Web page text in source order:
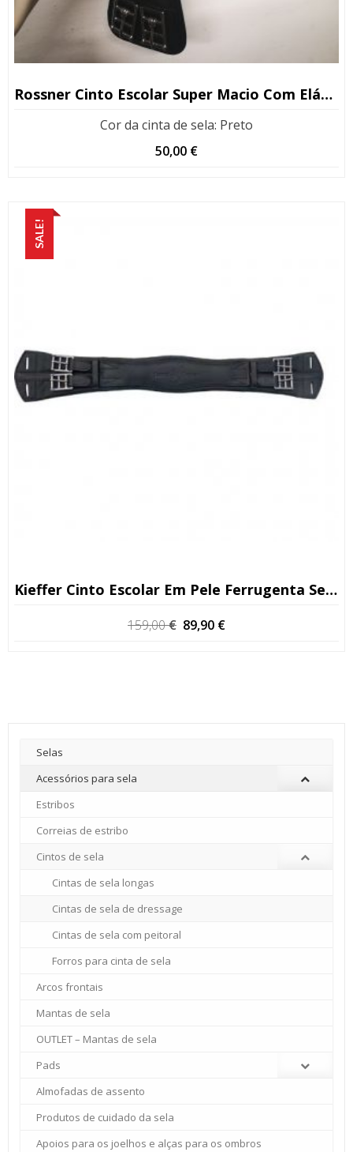
Rossner Cinto Escolar Super Macio Com Elástico 85cm (Kopio)
Cor da cinta de sela: Preto
50,00 €
SALE!
Kieffer Cinto Escolar Em Pele Ferrugenta Sem Elasticidade
159,00€ O
89,90 €
Selas
Acessórios para sela
Estribos
Correias de estribo
Cintos de sela
Cintas de sela longas
Cintas de sela de dressage
Cintas de sela com peitoral
Forros para cinta de sela
Arcos frontais
Mantas de sela
OUTLET – Mantas de sela
Pads
Almofadas de assento
Produtos de cuidado da sela
Apoios para os joelhos e alças para os ombros